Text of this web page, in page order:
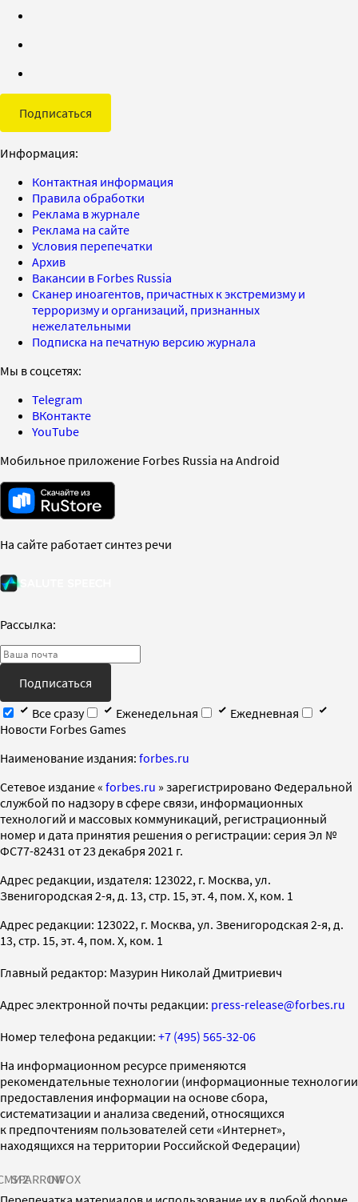
Подписаться
Информация:
Контактная информация
Правила обработки
Реклама в журнале
Реклама на сайте
Условия перепечатки
Архив
Вакансии в Forbes Russia
Сканер иноагентов, причастных к экстремизму и
терроризму и организаций, признанных
нежелательными
Подписка на печатную версию журнала
Мы в соцсетях:
Telegram
ВКонтакте
YouTube
Мобильное приложение Forbes Russia на Android
На сайте работает синтез речи
Рассылка:
Подписаться
Все сразу
Еженедельная
Ежедневная
Новости Forbes Games
Наименование издания: forbes.ru
Cетевое издание « forbes.ru » зарегистрировано Федеральной
службой по надзору в сфере связи, информационных
технологий и массовых коммуникаций, регистрационный
номер и дата принятия решения о регистрации: серия Эл №
ФС77-82431 от 23 декабря 2021 г.
Адрес редакции, издателя: 123022, г. Москва, ул.
Звенигородская 2-я, д. 13, стр. 15, эт. 4, пом. X, ком. 1
Адрес редакции: 123022, г. Москва, ул. Звенигородская 2-я, д.
13, стр. 15, эт. 4, пом. X, ком. 1
Главный редактор: Мазурин Николай Дмитриевич
Адрес электронной почты редакции: press-release@forbes.ru
Номер телефона редакции: +7 (495) 565-32-06
На информационном ресурсе применяются
рекомендательные технологии (информационные технологии
предоставления информации на основе сбора,
систематизации и анализа сведений, относящихся
к предпочтениям пользователей сети «Интернет»,
находящихся на территории Российской Федерации)
SPARROWINFOX